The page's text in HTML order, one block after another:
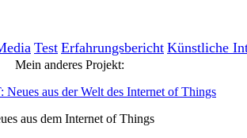
Test Erfahrungsbericht Künstliche
Mein anderes Projekt:
aus dem Internet of Things